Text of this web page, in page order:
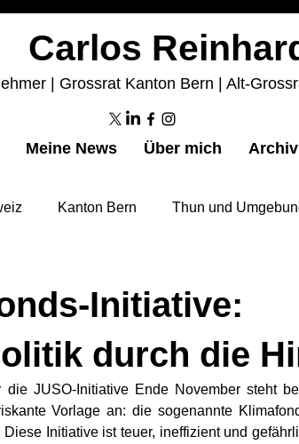
Carlos
| Grossrat Kanton Bern | Alt-
Meine News Über mich Archiv
Kanton Bern Thun und
Initiative:
durch die
die JUSO-Initiative Ende November steht
Vorlage an: die sogenannte
Initiative ist teuer, ineffizient und